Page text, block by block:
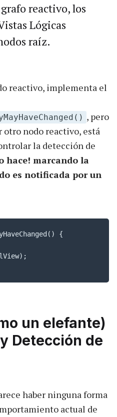
reactivo, los
Lógicas
raíz.
reactivo, implementa el
, pero
nodo reactivo, está
la detección de
hace! marcando la
es notificada por un
{
un elefante)
Detección de
haber ninguna forma
actual de